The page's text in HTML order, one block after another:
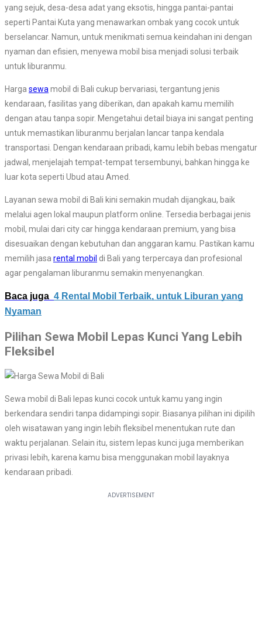
yang sejuk, desa-desa adat yang eksotis, hingga pantai-pantai
seperti Pantai Kuta yang menawarkan ombak yang cocok untuk
berselancar. Namun, untuk menikmati semua keindahan ini dengan
nyaman dan efisien, menyewa mobil bisa menjadi solusi terbaik
untuk liburanmu.
Harga sewamobil di Bali cukup bervariasi, tergantung jenis
kendaraan, fasilitas yang diberikan, dan apakah kamu memilih
dengan atau tanpa sopir. Mengetahui detail biaya ini sangat penting
untuk memastikan liburanmu berjalan lancar tanpa kendala
transportasi. Dengan kendaraan pribadi, kamu lebih bebas mengatur
jadwal, menjelajah tempat-tempat tersembunyi, bahkan hingga ke
luar kota seperti Ubud atau Amed.
Layanan sewa mobil di Bali kini semakin mudah dijangkau, baik
melalui agen lokal maupun platform online. Tersedia berbagai jenis
mobil, mulai dari city car hingga kendaraan premium, yang bisa
disesuaikan dengan kebutuhan dan anggaran kamu. Pastikan kamu
memilih jasa rental mobil di Bali yang terpercaya dan profesional
agar pengalaman liburanmu semakin menyenangkan.
Baca juga 4 Rental Mobil Terbaik, untuk Liburan yang
Nyaman
Pilihan Sewa Mobil Lepas Kunci Yang Lebih
Fleksibel
Sewa mobil di Bali lepas kunci cocok untuk kamu yang ingin
berkendara sendiri tanpa didampingi sopir. Biasanya pilihan ini dipilih
oleh wisatawan yang ingin lebih fleksibel menentukan rute dan
waktu perjalanan. Selain itu, sistem lepas kunci juga memberikan
privasi lebih, karena kamu bisa menggunakan mobil layaknya
kendaraan pribadi.